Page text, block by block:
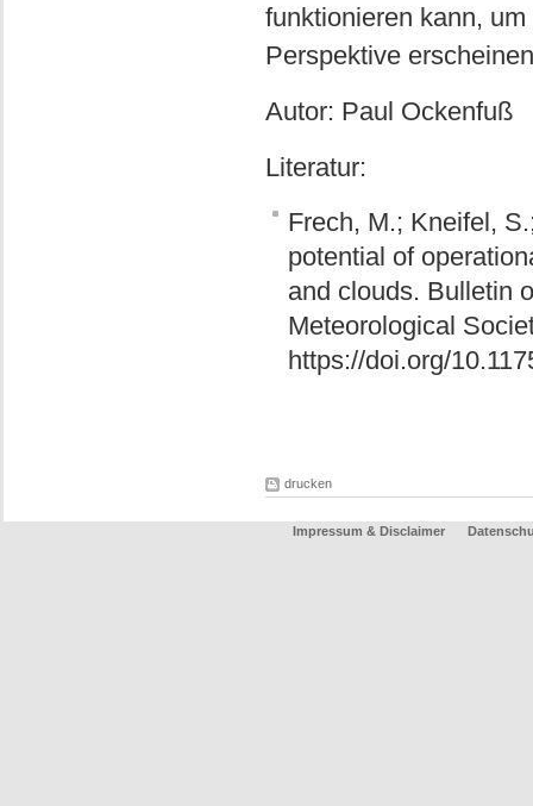
funktionieren kann,
Perspektive
Autor: Paul Ockenfuß
Literatur:
Frech, M.; Kneifel,
potential of
and clouds. Bulletin
Meteorological
https://doi.org/
drucken
Impressum & Disclaimer